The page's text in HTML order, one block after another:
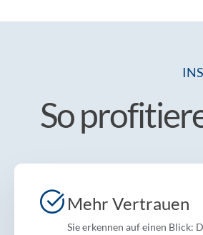
So
Mehr Vertrauen
Sie erkennen auf einen Blick: